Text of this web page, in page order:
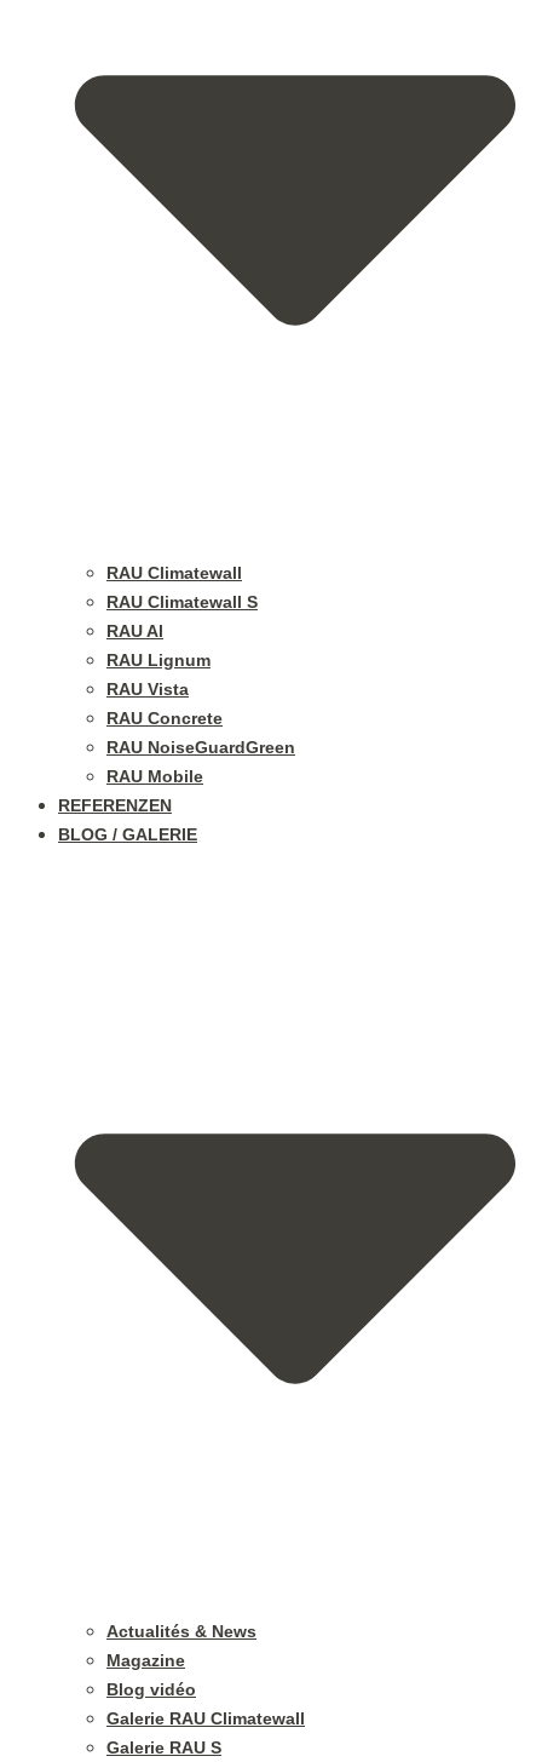
RAU Climatewall
RAU Climatewall S
RAU Al
RAU Lignum
RAU Vista
RAU Concrete
RAU NoiseGuardGreen
RAU Mobile
REFERENZEN
BLOG / GALERIE
Actualités & News
Magazine
Blog vidéo
Galerie RAU Climatewall
Galerie RAU S